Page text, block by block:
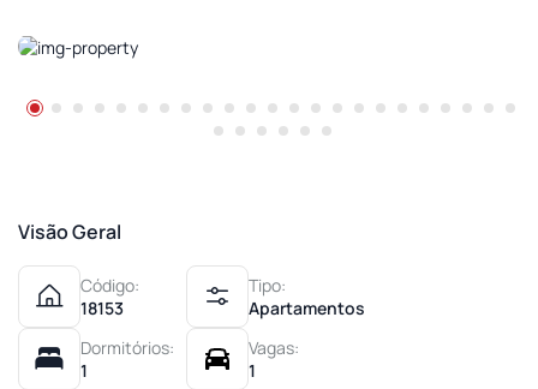
Visão Geral
Código:
18153
Tipo:
Apartamentos
Dormitórios:
1
Vagas:
1